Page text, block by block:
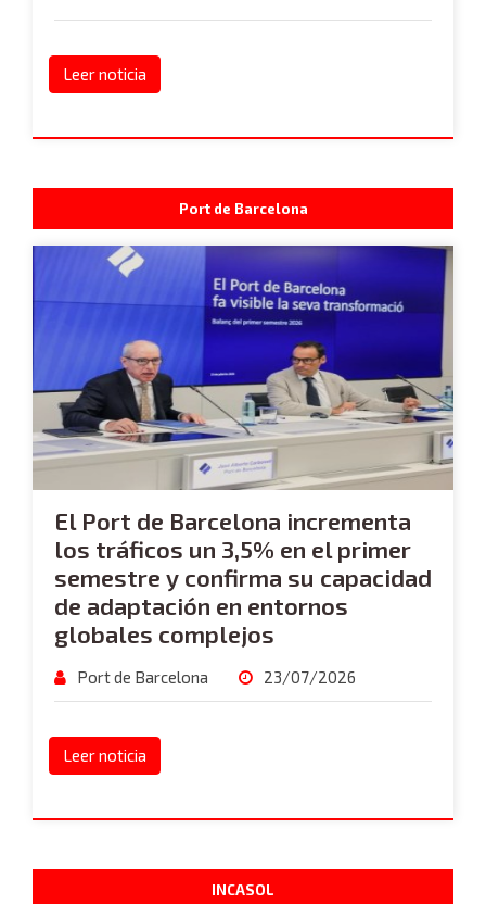
Leer noticia
Port de Barcelona
El Port de Barcelona incrementa
los tráficos un 3,5% en el primer
semestre y confirma su capacidad
de adaptación en entornos
globales complejos
Port de Barcelona 23/07/2026
Leer noticia
INCASOL